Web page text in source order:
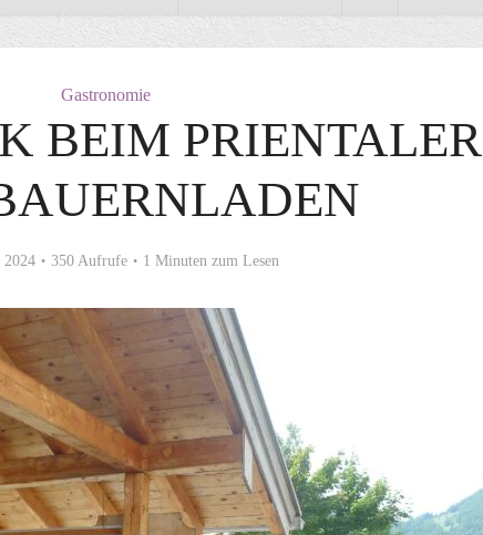
Gastronomie
BEIM PRIENTALER
2024 350 Aufrufe 1 Minuten zum Lesen